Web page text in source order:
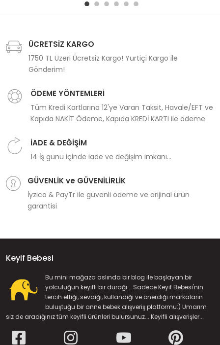
ÜCRETSİZ KARGO
1750 TL Üzeri Ücretsiz Kargo! Yurtiçi Kargo ile
Gönderim!
ÖDEME YÖNTEMLERİ
Tüm Kredi Kartlarına 12'ye Varan Taksit, Havale/EFT ve
Kapıda NAKİT Ödeme, Kapıda KREDİ KARTI ile ödeme
İADE & DEĞİŞİM
14 İş günü içinde iade ve değişim imkanı...
GÜVENLİK ve GÜVENİLİRLİK
İyzico & PayTr ile güvenli ödeme ve orijinal ürün
garantisi
Keyif Bebesi
Bu mini mağaza aslında bir blog ile başlayan bir
yolculuğun keyifli bir durağı... Sadece Keyif Bebesi'nin
tercih ettiği, sevdiği, kullandığı ve önerdiği markaların
buluştuğu bir anne bebek alışveriş platformu:) Umarım
siz de aradığınız tüm keyifli ürünleri bulursunuz... Keyifli alışverişler...